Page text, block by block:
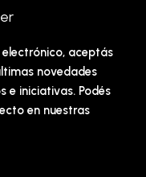
aceptás
novedades
e iniciativas. Podés
en nuestras